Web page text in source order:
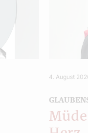
4. August